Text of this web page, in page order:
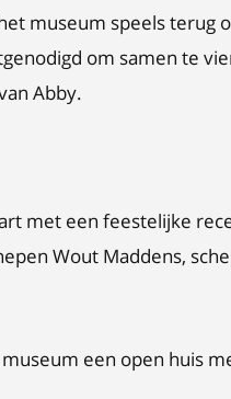
museum speels terug
om samen te
Abby.
met een feestelijke
Wout Maddens,
een open huis